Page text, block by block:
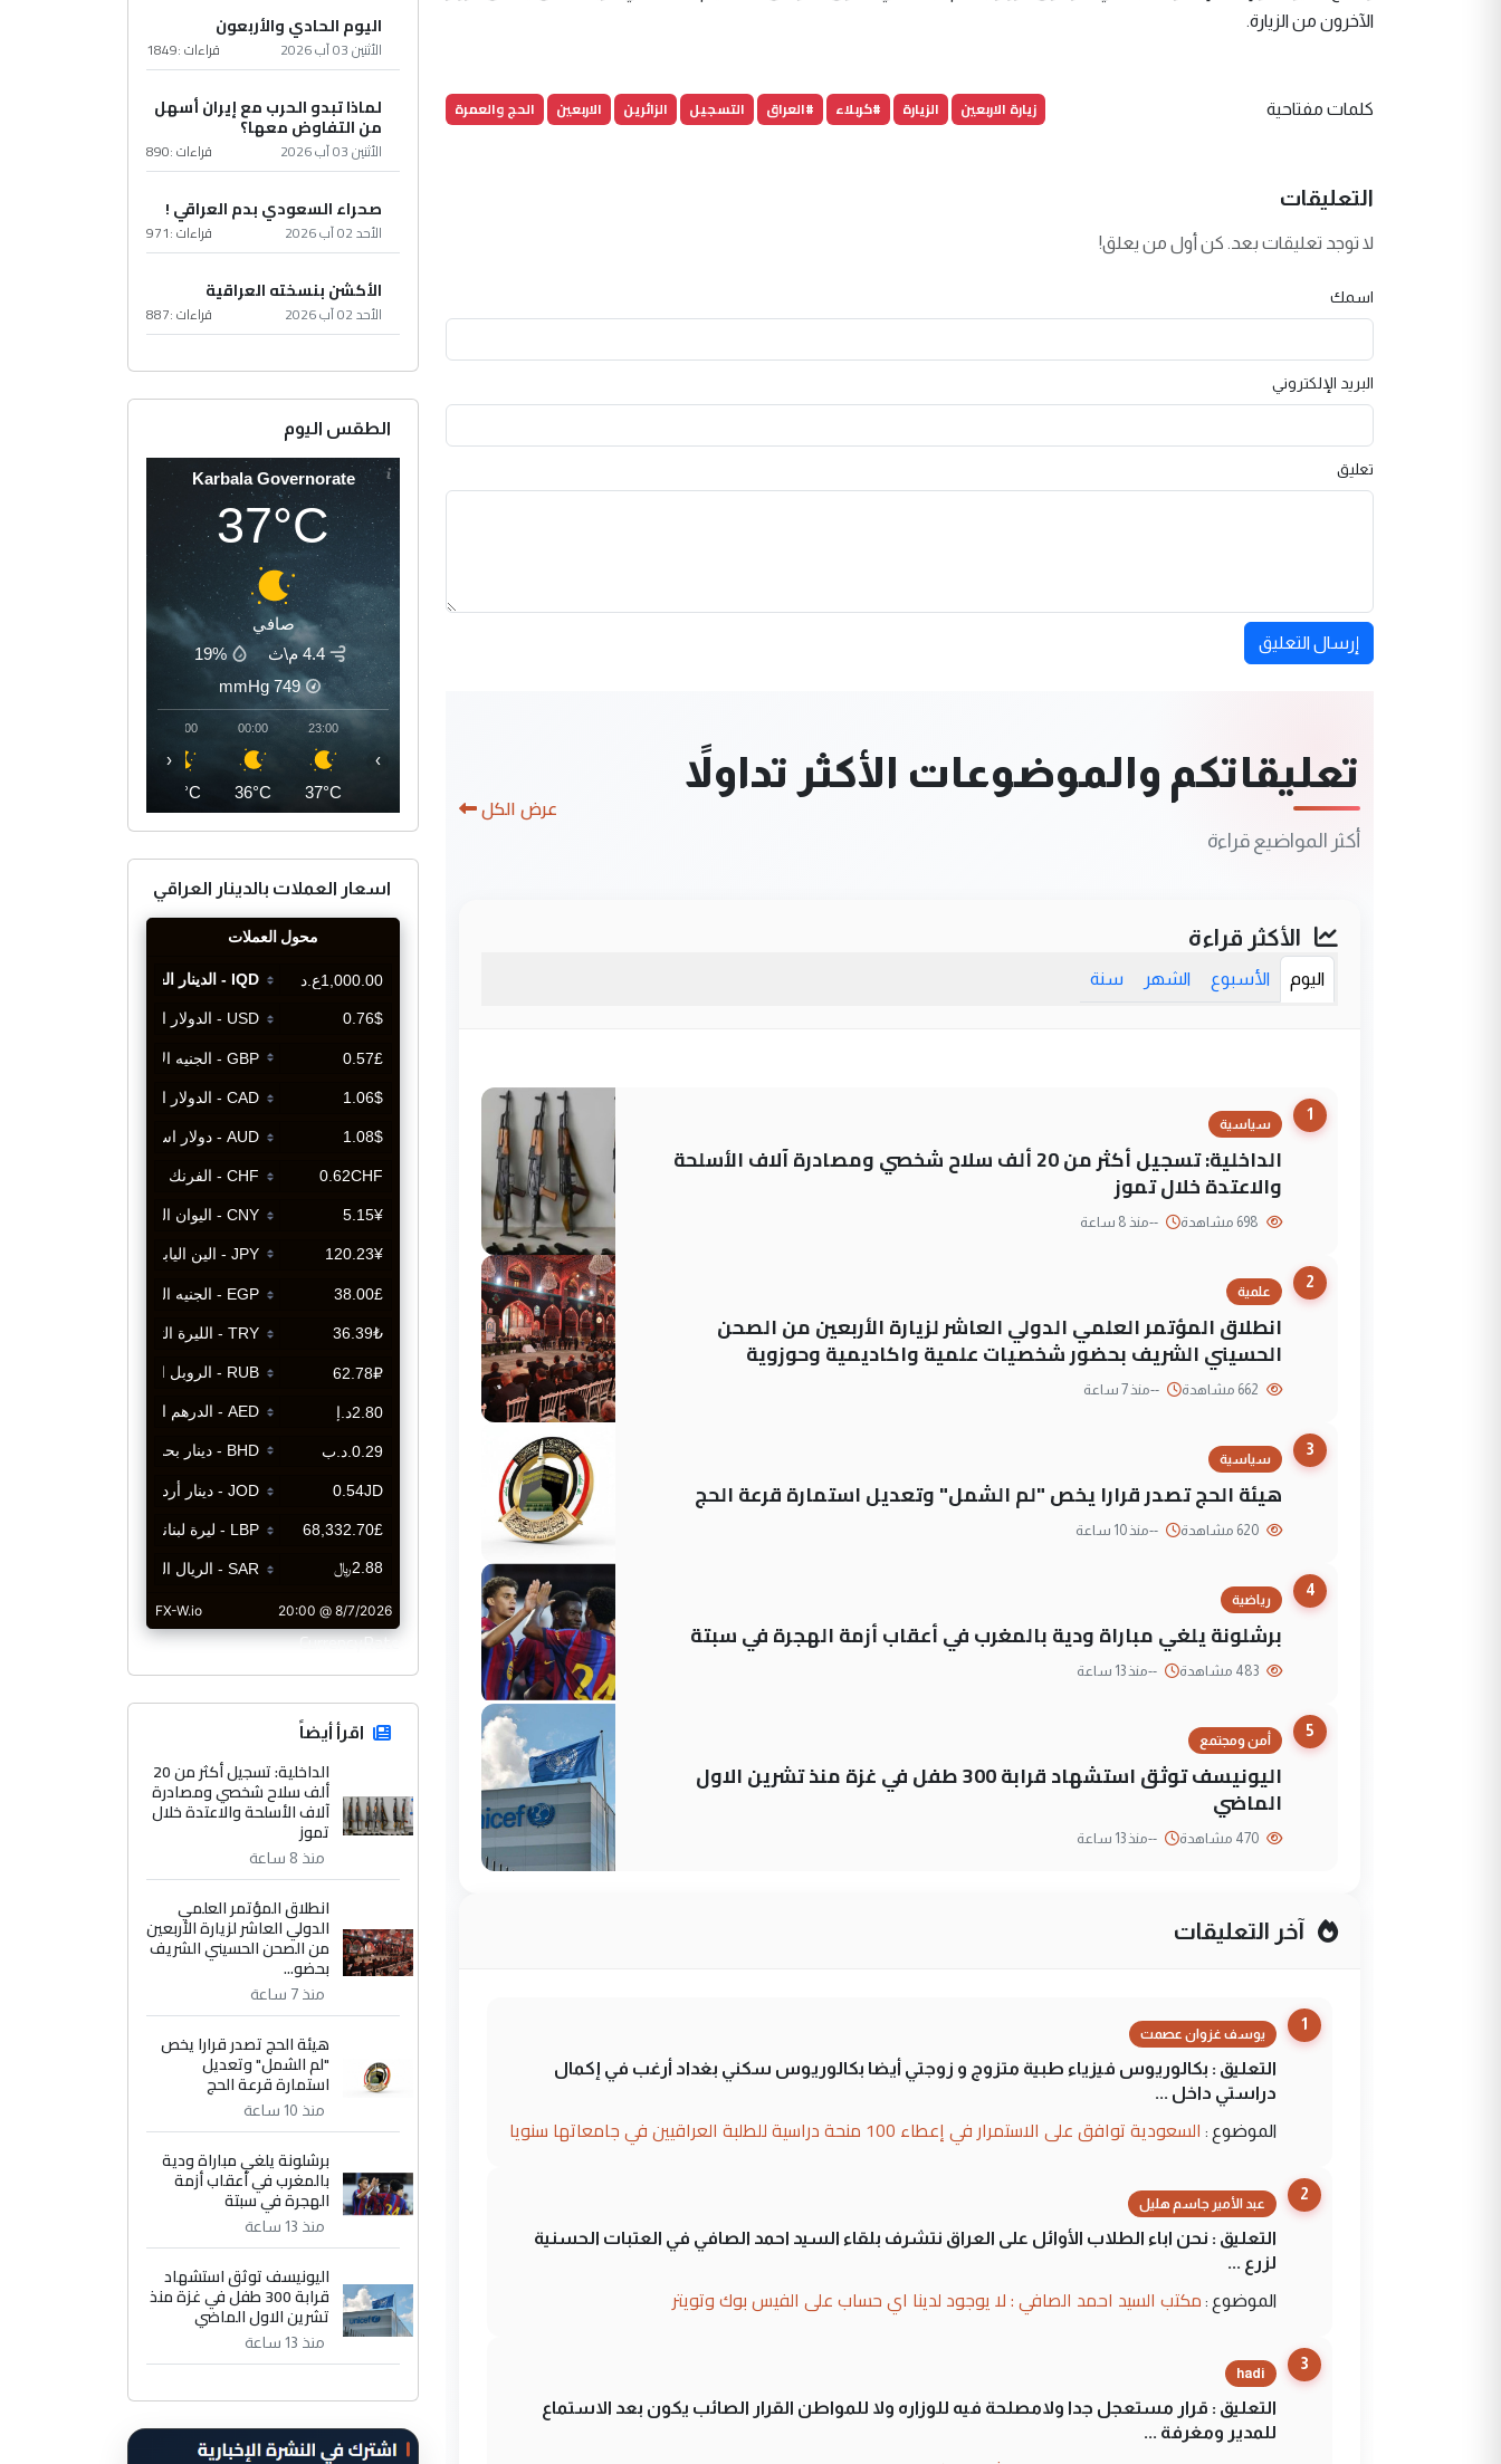
الآخرون من الزيارة.
كلمات مفتاحية زيارة الاربعين الزيارة #كربلاء #العراق التسجيل الزائرين الاربعين الحج والعمرة
التعليقات
لا توجد تعليقات بعد. كن أول من يعلق!
اسمك
البريد الإلكتروني
تعليق
إرسال التعليق
تعليقاتكم والموضوعات الأكثر تداولاً
أكثر المواضيع قراءة
عرض الكل
الأكثر قراءة
اليوم الأسبوع الشهر سنة
1
سياسية
الداخلية: تسجيل أكثر من 20 ألف سلاح شخصي ومصادرة آلاف الأسلحة
والاعتدة خلال تموز
--منذ 8 ساعة
2
علمية
انطلاق المؤتمر العلمي الدولي العاشر لزيارة الأربعين من الصحن
الحسيني الشريف بحضور شخصيات علمية واكاديمية وحوزوية
--منذ 7 ساعة
3
سياسية
هيئة الحج تصدر قرارا يخص "لم الشمل" وتعديل استمارة قرعة الحج
--منذ 10 ساعة
4
رياضية
برشلونة يلغي مباراة ودية بالمغرب في أعقاب أزمة الهجرة في سبتة
--منذ 13 ساعة
5
أمن ومجتمع
اليونيسف توثق استشهاد قرابة 300 طفل في غزة منذ تشرين الاول
الماضي
--منذ 13 ساعة
آخر التعليقات
1
يوسف غزوان عصمت
التعليق : بكالوريوس فيزياء طبية متزوج و زوجتي أيضا بكالوريوس سكني بغداد أرغب في إكمال
دراستي داخل ...
الموضوع : السعودية توافق على الاستمرار في إعطاء 100 منحة دراسية للطلبة العراقيين في جامعاتها سنويا
2
عبد الأمير جاسم هليل
التعليق : نحن اباء الطلاب الأوائل على العراق نتشرف بلقاء السيد احمد الصافي في العتبات الحسنية
لزرع ...
الموضوع : مكتب السيد احمد الصافي : لا يوجود لدينا اي حساب على الفيس بوك وتويتر
3
hadi
التعليق : قرار مستعجل جدا ولامصلحة فيه للوزاره ولا للمواطن القرار الصائب يكون بعد الاستماع
للمدير ومغرفة ...
اليوم الحادي والأربعون
الأثنين 03 آب 2026 قراءات :1849
لماذا تبدو الحرب مع إيران أسهل
من التفاوض معها؟
الأثنين 03 آب 2026 قراءات :890
صحراء السعودي بدم العراقي !
الأحد 02 آب 2026 قراءات :971
الأكشن بنسخته العراقية
الأحد 02 آب 2026 قراءات :887
الطقس اليوم
Karbala Governorate
37°C
صافي
4.4 م\ث
19%
749
mmHg
23:00
37°C
00:00
36°C
01:00
35°C
‹ ›
اسعار العملات بالدينار العراقي
CurrencyRate
اقرأ أيضاً
الداخلية: تسجيل أكثر من 20
ألف سلاح شخصي ومصادرة
آلاف الأسلحة والاعتدة خلال
تموز
منذ 8 ساعة
انطلاق المؤتمر العلمي
الدولي العاشر لزيارة الأربعين
من الصحن الحسيني الشريف
بحضو...
منذ 7 ساعة
هيئة الحج تصدر قرارا يخص
"لم الشمل" وتعديل
استمارة قرعة الحج
منذ 10 ساعة
برشلونة يلغي مباراة ودية
بالمغرب في أعقاب أزمة
الهجرة في سبتة
منذ 13 ساعة
اليونيسف توثق استشهاد
قرابة 300 طفل في غزة منذ
تشرين الاول الماضي
منذ 13 ساعة